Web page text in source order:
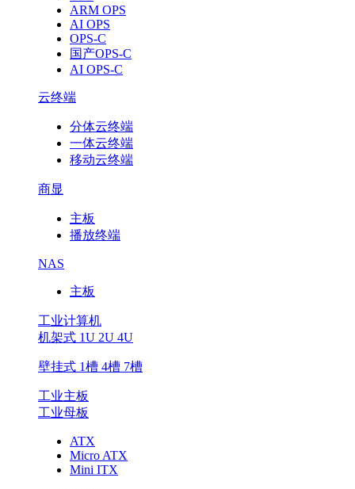
ARM OPS
AI OPS
OPS-C
国产OPS-C
AI OPS-C
云终端
分体云终端
一体云终端
移动云终端
商显
主板
播放终端
NAS
主板
工业计算机
机架式 1U 2U 4U
壁挂式 1槽 4槽 7槽
工业主板
工业母板
ATX
Micro ATX
Mini ITX